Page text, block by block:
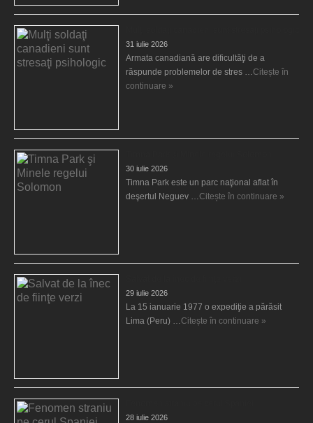
31 iulie 2026
Armata canadiană are dificultăţi de a
răspunde problemelor de stres …Citește în
continuare »
30 iulie 2026
Timna Park este un parc naţional aflat în
deşertul Neguev …Citește în continuare »
29 iulie 2026
La 15 ianuarie 1977 o expediţie a părăsit
Lima (Peru) …Citește în continuare »
28 iulie 2026